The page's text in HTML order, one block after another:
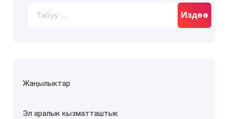
Жаңылыктар
Эл аралык кызматташтык